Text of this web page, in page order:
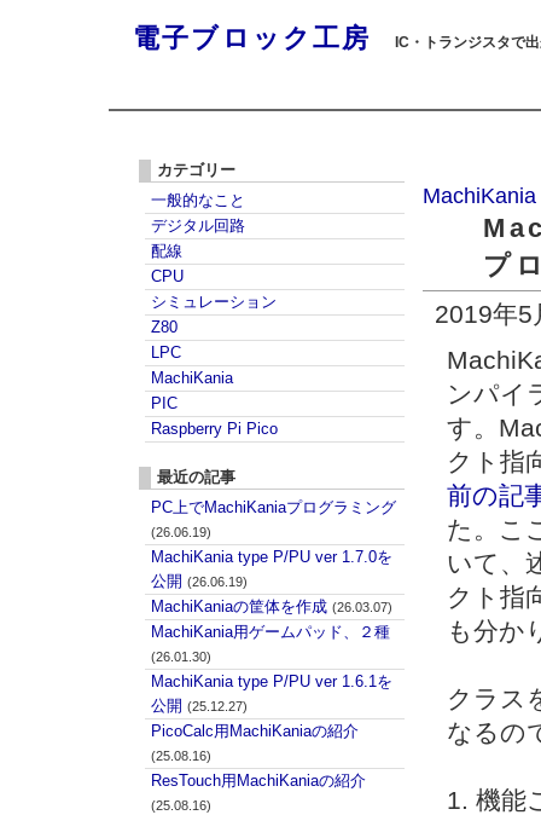
電子ブロック工房 IC・トランジスタで
MachiKania
プ
2019年5
ンパイ
す。
クト指
前の記
た。こ
いて、
クト指
も分か
クラス
なるの
1. 機能
カテゴリー
一般的なこと
デジタル回路
配線
CPU
シミュレーション
Z80
LPC
MachiKania
PIC
Raspberry Pi Pico
最近の記事
PC上でMachiKaniaプログラミング
(26.06.19)
MachiKania type P/PU ver 1.7.0を
公開 (26.06.19)
MachiKaniaの筐体を作成 (26.03.07)
MachiKania用ゲームパッド、２種
(26.01.30)
MachiKania type P/PU ver 1.6.1を
公開 (25.12.27)
PicoCalc用MachiKaniaの紹介
(25.08.16)
ResTouch用MachiKaniaの紹介
(25.08.16)